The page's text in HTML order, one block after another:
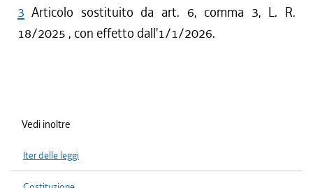
3 Articolo sostituito da art. 6, comma 3, L. R.
18/2025 , con effetto dall'1/1/2026.
Vedi inoltre
Iter delle leggi